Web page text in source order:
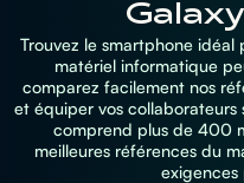
Trouvez le smartphone
matériel informatique
comparez facilement nos
et équiper vos collaborateurs
comprend plus de 400
meilleures références du
exigences